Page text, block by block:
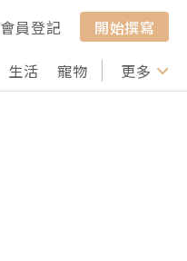
會員登記
開始撰寫
生活 寵物 行山 打卡
更多